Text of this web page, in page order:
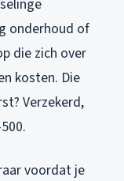
onderhoud of
die zich over
kosten. Die
Verzekerd,
voordat je